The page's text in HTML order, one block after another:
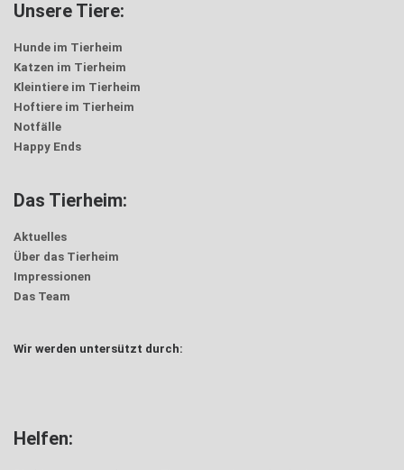
Unsere Tiere:
Hunde im Tierheim
Katzen im Tierheim
Kleintiere im Tierheim
Hoftiere im Tierheim
Notfälle
Happy Ends
Das Tierheim:
Aktuelles
Über das Tierheim
Impressionen
Das Team
Wir werden untersützt durch:
Helfen: